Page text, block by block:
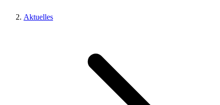
Aktuelles